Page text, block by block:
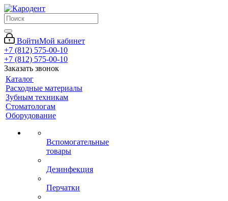
ВойтиМой кабинет
+7 (812) 575-00-10
+7 (812) 575-00-10
Заказать звонок
Каталог
Расходные материалы
Зубным техникам
Стоматологам
Оборудование
Вспомогательные
товары
Дезинфекция
Перчатки